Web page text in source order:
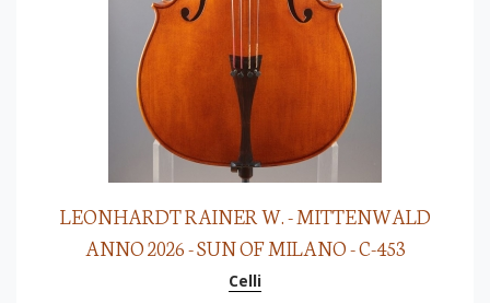
LEONHARDT RAINER W. - MITTENWALD
ANNO 2026 - SUN OF MILANO - C-453
Celli